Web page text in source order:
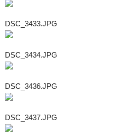
DSC_3433.JPG
DSC_3434.JPG
DSC_3436.JPG
DSC_3437.JPG